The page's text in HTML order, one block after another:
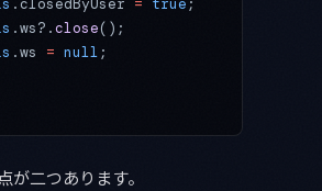
.closedByUser = true ;
.ws?.close();
.ws = null ;
が二つあります。